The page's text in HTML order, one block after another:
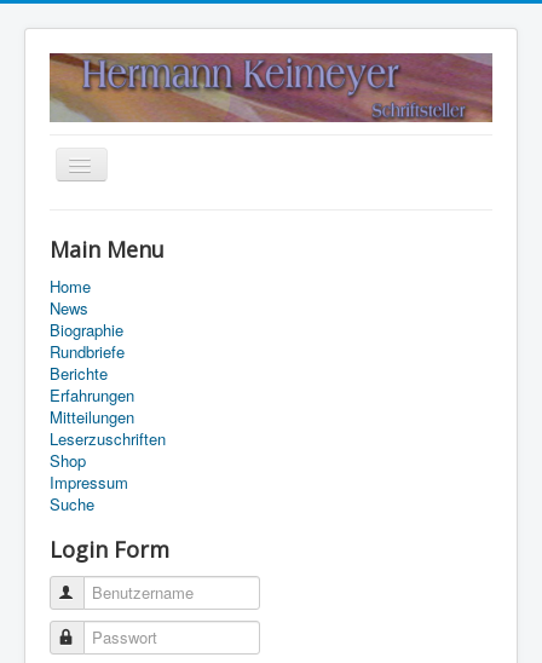
Navigation
Suche
Main Menu
Home
News
Biographie
Rundbriefe
Berichte
Erfahrungen
Mitteilungen
Leserzuschriften
Shop
Impressum
Suche
Login Form
Benutzername
Passwort